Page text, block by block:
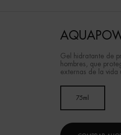
Gel hidratante de
hombres, que
externas de la vida
Selected
75ml
, 1 of 1